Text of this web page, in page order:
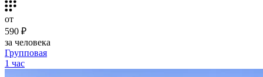
от
590 ₽
за человека
Групповая
1 час